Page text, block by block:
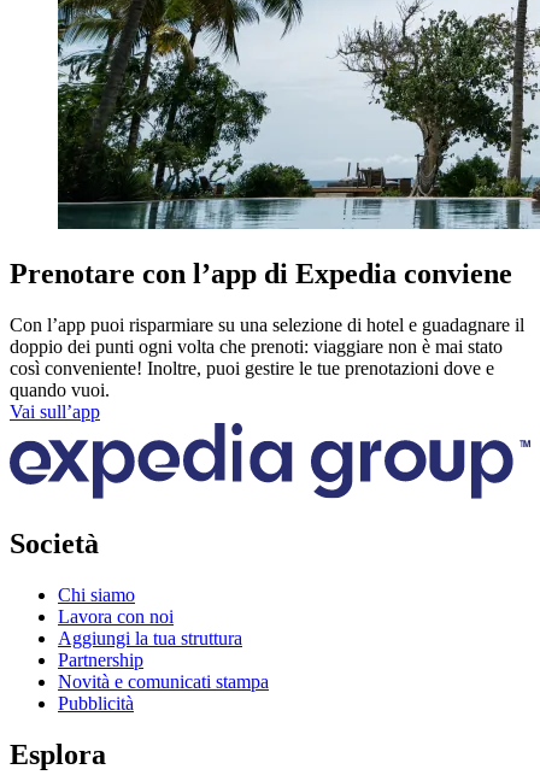
Prenotare con l’app di Expedia conviene
Con l’app puoi risparmiare su una selezione di hotel e guadagnare il
doppio dei punti ogni volta che prenoti: viaggiare non è mai stato
così conveniente! Inoltre, puoi gestire le tue prenotazioni dove e
quando vuoi.
Vai sull’app
Società
Chi siamo
Lavora con noi
Aggiungi la tua struttura
Partnership
Novità e comunicati stampa
Pubblicità
Esplora